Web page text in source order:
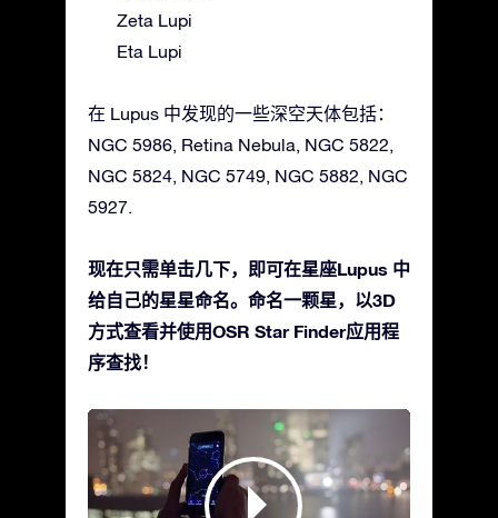
Zeta Lupi
Eta Lupi
在 Lupus 中发现的一些深空天体包括：
NGC 5986, Retina Nebula, NGC 5822,
NGC 5824, NGC 5749, NGC 5882, NGC
5927.
现在只需单击几下，即可在星座Lupus 中
给自己的星星命名。命名一颗星，以3D
方式查看并使用OSR Star Finder应用程
序查找！